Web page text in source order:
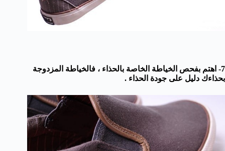
7- اهتم بفحص الخياطة الخاصة بالحذاء ، فالخياطة المزدوجة
بحذاءك دليل على جودة الحذاء .